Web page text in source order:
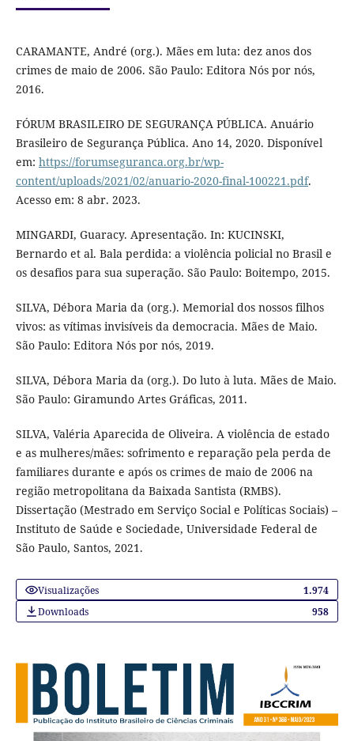
CARAMANTE, André (org.). Mães em luta: dez anos dos
crimes de maio de 2006. São Paulo: Editora Nós por nós,
2016.
FÓRUM BRASILEIRO DE SEGURANÇA PÚBLICA. Anuário
Brasileiro de Segurança Pública. Ano 14, 2020. Disponível
em: https://forumseguranca.org.br/wp-
content/uploads/2021/02/anuario-2020-final-100221.pdf.
Acesso em: 8 abr. 2023.
MINGARDI, Guaracy. Apresentação. In: KUCINSKI,
Bernardo et al. Bala perdida: a violência policial no Brasil e
os desafios para sua superação. São Paulo: Boitempo, 2015.
SILVA, Débora Maria da (org.). Memorial dos nossos filhos
vivos: as vítimas invisíveis da democracia. Mães de Maio.
São Paulo: Editora Nós por nós, 2019.
SILVA, Débora Maria da (org.). Do luto à luta. Mães de Maio.
São Paulo: Giramundo Artes Gráficas, 2011.
SILVA, Valéria Aparecida de Oliveira. A violência de estado
e as mulheres/mães: sofrimento e reparação pela perda de
familiares durante e após os crimes de maio de 2006 na
região metropolitana da Baixada Santista (RMBS).
Dissertação (Mestrado em Serviço Social e Políticas Sociais) –
Instituto de Saúde e Sociedade, Universidade Federal de
São Paulo, Santos, 2021.
Visualizações
1.974
Downloads
958